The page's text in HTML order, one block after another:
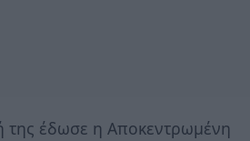
της έδωσε η Αποκεντρωμένη